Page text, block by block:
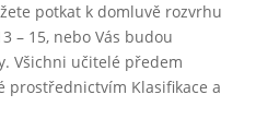
potkat k domluvě rozvrhu
– 15, nebo Vás budou
Všichni učitelé předem
prostřednictvím Klasifikace a